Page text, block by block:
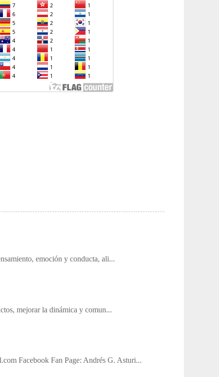
emoción y conducta, ali...
mejorar la dinámica y comun...
Facebook Fan Page: Andrés G. Asturi...